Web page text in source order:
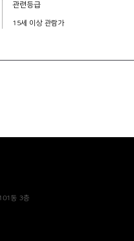
관련등급
15세 이상 관람가
동 3층